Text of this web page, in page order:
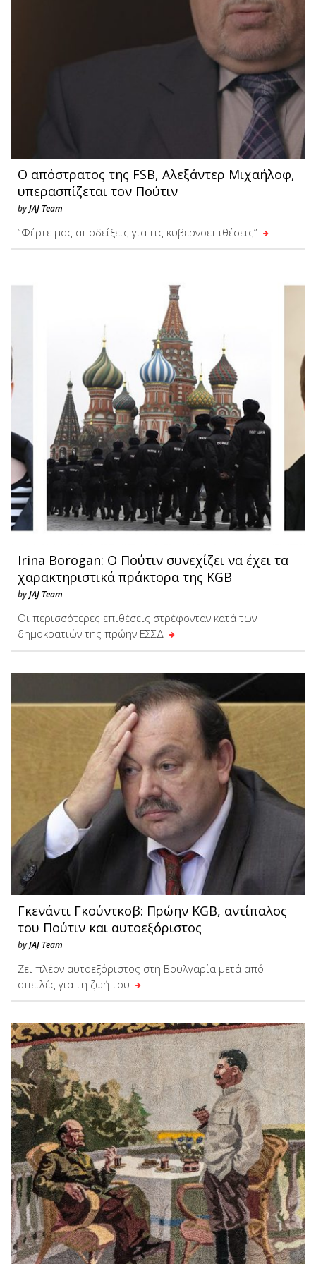
Ο απόστρατος της FSB, Αλεξάντερ Μιχαήλοφ,
υπερασπίζεται τον Πούτιν
byJAJ Team
“Φέρτε μας αποδείξεις για τις κυβερνοεπιθέσεις”
Irina Borogan: Ο Πούτιν συνεχίζει να έχει τα
χαρακτηριστικά πράκτορα της KGB
byJAJ Team
Οι περισσότερες επιθέσεις στρέφονταν κατά των
δημοκρατιών της πρώην ΕΣΣΔ
Γκενάντι Γκούντκοβ: Πρώην KGB, αντίπαλος
του Πούτιν και αυτοεξόριστος
byJAJ Team
Ζει πλέον αυτοεξόριστος στη Βουλγαρία μετά από
απειλές για τη ζωή του